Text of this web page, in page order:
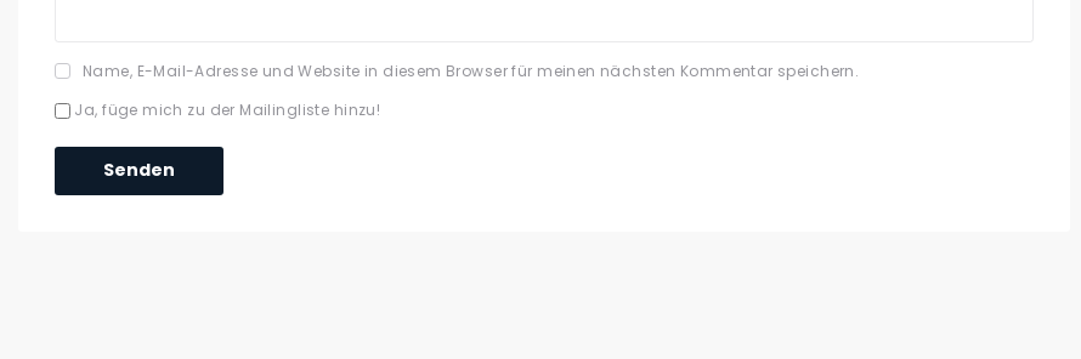
Name, E-Mail-Adresse und Website in diesem Browser für meinen nächsten Kommentar speichern.
Ja, füge mich zu der Mailingliste hinzu!